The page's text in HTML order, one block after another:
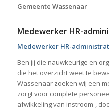
Gemeente Wassenaar
Medewerker HR-
Medewerker HR-
Ben jij die nauwkeurige en
die het overzicht weet te
Wassenaar zoeken wij een
zorgt voor complete
afwikkeling van instroom-,